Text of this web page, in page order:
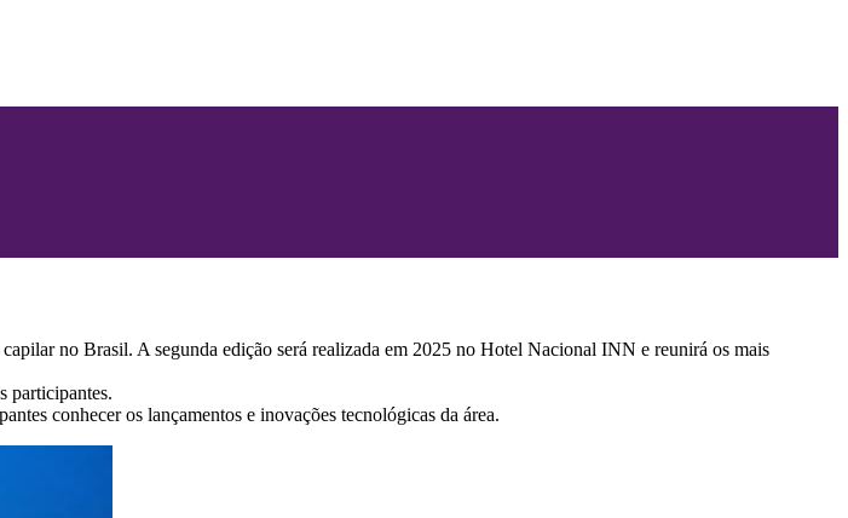
no Brasil. A segunda edição será realizada em 2025 no Hotel Nacional INN e reunirá os mais
participantes.
conhecer os lançamentos e inovações tecnológicas da área.